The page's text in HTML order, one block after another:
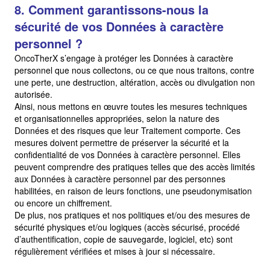
8. Comment garantissons-nous la
sécurité de vos Données à caractère
personnel ?
OncoTherX s’engage à protéger les Données à caractère
personnel que nous collectons, ou ce que nous traitons, contre
une perte, une destruction, altération, accès ou divulgation non
autorisée.
Ainsi, nous mettons en œuvre toutes les mesures techniques
et organisationnelles appropriées, selon la nature des
Données et des risques que leur Traitement comporte. Ces
mesures doivent permettre de préserver la sécurité et la
confidentialité de vos Données à caractère personnel. Elles
peuvent comprendre des pratiques telles que des accès limités
aux Données à caractère personnel par des personnes
habilitées, en raison de leurs fonctions, une pseudonymisation
ou encore un chiffrement.
De plus, nos pratiques et nos politiques et/ou des mesures de
sécurité physiques et/ou logiques (accès sécurisé, procédé
d’authentification, copie de sauvegarde, logiciel, etc) sont
régulièrement vérifiées et mises à jour si nécessaire.